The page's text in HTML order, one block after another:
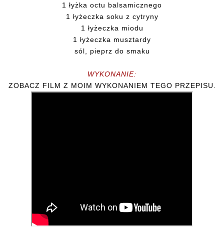
1 łyżka octu balsamicznego
1 łyżeczka soku z cytryny
1 łyżeczka miodu
1 łyżeczka musztardy
sól, pieprz do smaku
WYKONANIE:
ZOBACZ FILM Z MOIM WYKONANIEM TEGO PRZEPISU.